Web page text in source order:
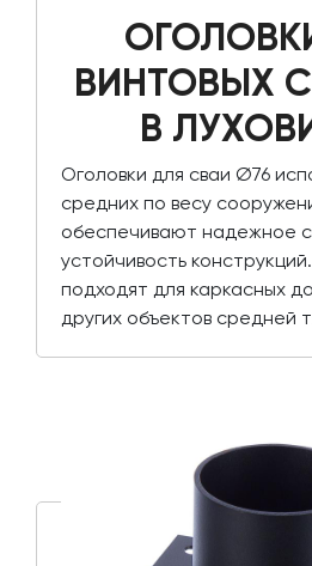
ВИНТОВЫХ
В
Оголовки для сваи Ø76
средних по весу
обеспечивают надежное
устойчивость
подходят для каркасных
других объектов средней